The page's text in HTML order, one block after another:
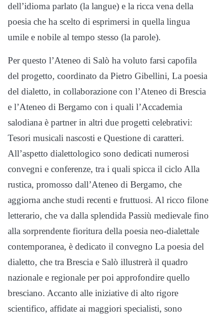
dell’idioma parlato (la langue) e la ricca vena della
poesia che ha scelto di esprimersi in quella lingua
umile e nobile al tempo stesso (la parole).
Per questo l’Ateneo di Salò ha voluto farsi capofila
del progetto, coordinato da Pietro Gibellini, La poesia
del dialetto, in collaborazione con l’Ateneo di Brescia
e l’Ateneo di Bergamo con i quali l’Accademia
salodiana è partner in altri due progetti celebrativi:
Tesori musicali nascosti e Questione di caratteri.
All’aspetto dialettologico sono dedicati numerosi
convegni e conferenze, tra i quali spicca il ciclo Alla
rustica, promosso dall’Ateneo di Bergamo, che
aggiorna anche studi recenti e fruttuosi. Al ricco filone
letterario, che va dalla splendida Passiù medievale fino
alla sorprendente fioritura della poesia neo-dialettale
contemporanea, è dedicato il convegno La poesia del
dialetto, che tra Brescia e Salò illustrerà il quadro
nazionale e regionale per poi approfondire quello
bresciano. Accanto alle iniziative di alto rigore
scientifico, affidate ai maggiori specialisti, sono